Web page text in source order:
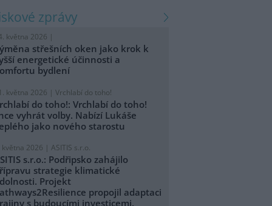
zprávy
května 2026 |
střešních oken jako krok k
energetické účinnosti a
bydlení
května 2026 | Vrchlabí do toho!
do toho!: Vrchlabí do toho!
vyhrát volby. Nabízí Lukáše
jako nového starostu
května 2026 | ASITIS s.r.o.
s.r.o.: Podřipsko zahájilo
strategie klimatické
Projekt
propojil adaptaci
s budoucími investicemi.